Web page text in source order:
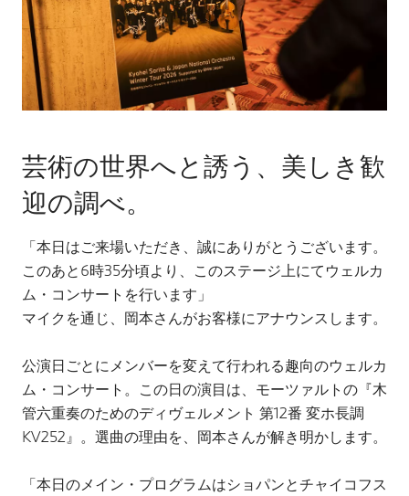
芸術の世界へと誘う、美しき歓
迎の調べ。
「本日はご来場いただき、誠にありがとうございます。
このあと6時35分頃より、このステージ上にてウェルカ
ム・コンサートを行います」
マイクを通じ、岡本さんがお客様にアナウンスします。
公演日ごとにメンバーを変えて行われる趣向のウェルカ
ム・コンサート。この日の演目は、モーツァルトの『木
管六重奏のためのディヴェルメント 第12番 変ホ長調
KV252』。選曲の理由を、岡本さんが解き明かします。
「本日のメイン・プログラムはショパンとチャイコフス